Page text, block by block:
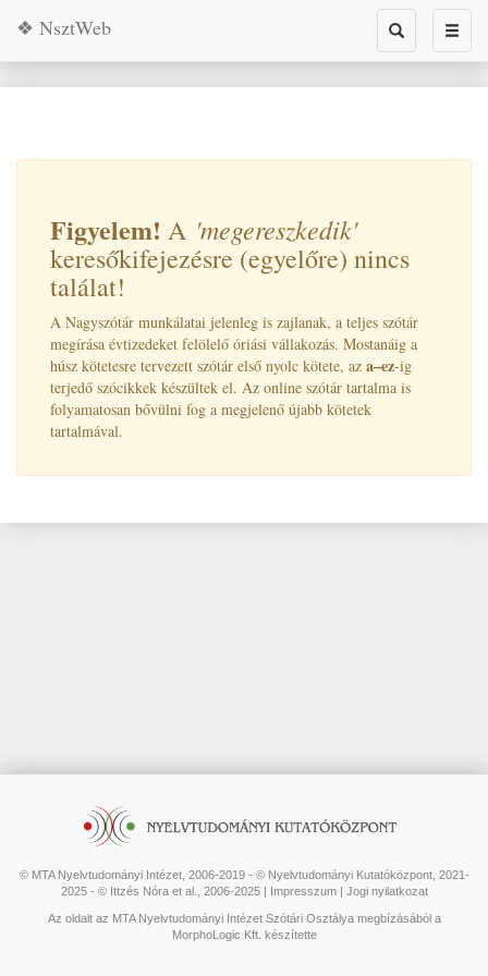
Toggle
search
❖ NsztWeb
Figyelem! A 'megereszkedik'
keresőkifejezésre (egyelőre) nincs
találat!
A Nagyszótár munkálatai jelenleg is zajlanak, a teljes szótár
megírása évtizedeket felölelő óriási vállakozás. Mostanáig a
húsz kötetesre tervezett szótár első nyolc kötete, az a–ez-ig
terjedő szócikkek készültek el. Az online szótár tartalma is
folyamatosan bővülni fog a megjelenő újabb kötetek
tartalmával.
© MTA Nyelvtudományi Intézet, 2006-2019 - © Nyelvtudományi Kutatóközpont, 2021-
2025 - © Ittzés Nóra et al., 2006-2025 | Impresszum| Jogi nyilatkozat
Az oldalt az MTA Nyelvtudományi Intézet Szótári Osztálya megbízásából a
MorphoLogic Kft. készítette